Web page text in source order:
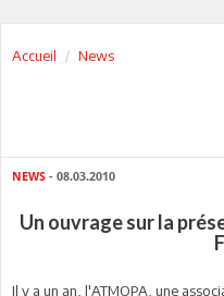
Accueil News
NEWS - 08.03.2010
Un ouvrage sur la
Il y a un an, l'ATMOPA, une